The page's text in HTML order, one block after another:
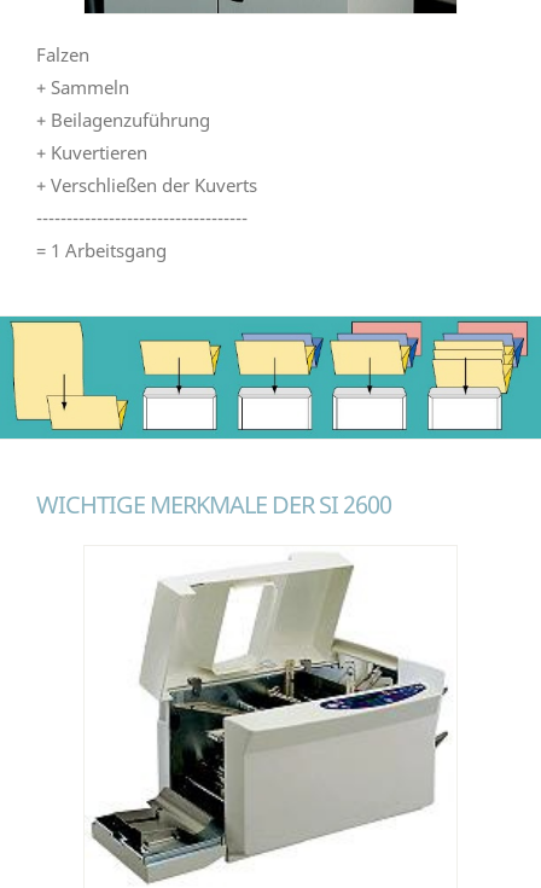
Falzen
+ Sammeln
+ Beilagenzuführung
+ Kuvertieren
+ Verschließen der Kuverts
-----------------------------------
= 1 Arbeitsgang
WICHTIGE MERKMALE DER SI 2600